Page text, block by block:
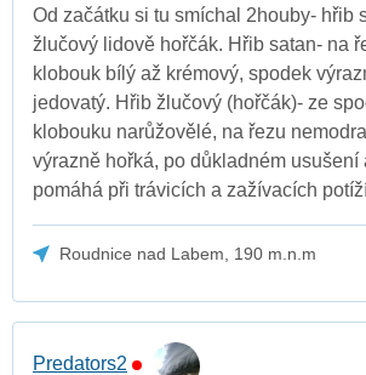
Od začátku si tu smíchal 2houby- hřib
žlučový lidově hořčák. Hřib satan- na
klobouk bílý až krémový, spodek
jedovatý. Hřib žlučový (hořčák)- ze
klobouku narůžovělé, na řezu
výrazně hořká, po důkladném usušení
pomáhá při trávicích a zažívacích
Roudnice nad Labem, 190 m.n.m
Predators2